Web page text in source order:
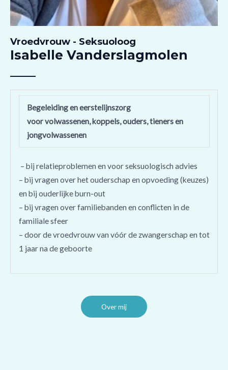
Vroedvrouw - Seksuoloog
Isabelle Vanderslagmolen
Begeleiding en eerstelijnszorg
voor volwassenen, koppels, ouders, tieners en
jongvolwassenen
– bij relatieproblemen en voor seksuologisch advies
– bij vragen over het ouderschap en opvoeding (keuzes)
en bij ouderlijke burn-out
– bij vragen over familiebanden en conflicten in de
familiale sfeer
– door de vroedvrouw van vóór de zwangerschap en tot
1 jaar na de geboorte
Over mij